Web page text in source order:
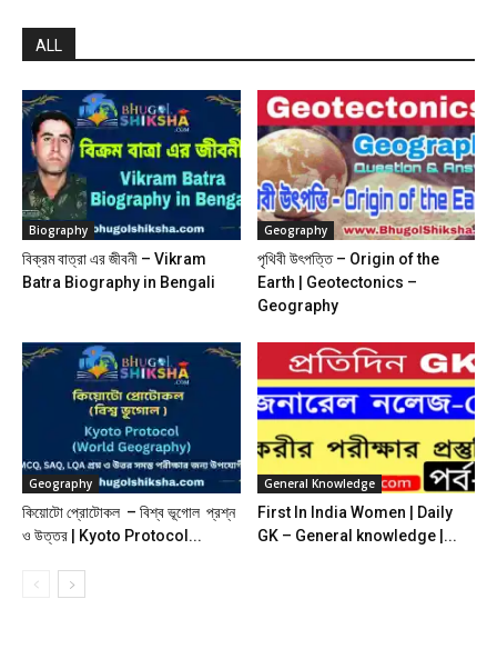
ALL
Biography
বিক্রম বাত্রা এর জীবনী – Vikram
Batra Biography in Bengali
Geography
পৃথিবী উৎপত্তি – Origin of the
Earth | Geotectonics –
Geography
Geography
কিয়োটো প্রোটোকল – বিশ্ব ভূগোল প্রশ্ন
ও উত্তর | Kyoto Protocol...
General Knowledge
First In India Women | Daily
GK – General knowledge |...